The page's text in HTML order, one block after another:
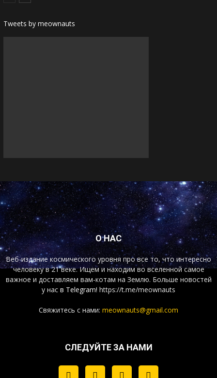
Tweets by meownauts
О НАС
Веб-издание космического уровня про все то, что интересно
человеку в 21 веке. Ищем и находим во вселенной самое
важное и доставляем вам-котам на Землю. Больше новостей
у нас в Telegram! https://t.me/meownauts
Свяжитесь с нами: meownauts@gmail.com
СЛЕДУЙТЕ ЗА НАМИ